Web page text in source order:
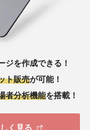
ジを作成できる！
ト販売が可能！
者分析機能を搭載！
く見る